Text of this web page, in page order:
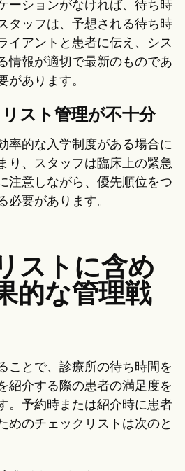
ーションがなければ、待ち時
タッフは、予想される待ち時
イアントと患者に伝え、シス
情報が適切で最新のものであ
があります。
スト管理が不十分
率的な入学制度がある場合に
り、スタッフは臨床上の緊急
注意しながら、優先順位をつ
必要があります。
ストに含め
的な管理戦
ことで、診療所の待ち時間を
紹介する際の患者の満足度を
。予約時または紹介時に患者
めのチェックリストは次のと